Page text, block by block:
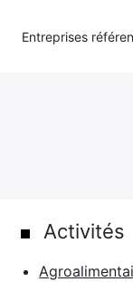
Activités
Entreprises